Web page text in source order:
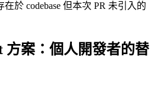
在於 codebase 但本次 PR 未引入的
方案：個人開發者的替